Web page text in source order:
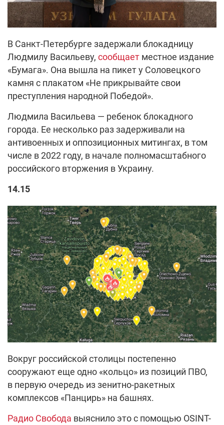
В Санкт-Петербурге задержали блокадницу
Людмилу Васильеву, сообщает местное издание
«Бумага». Она вышла на пикет у Соловецкого
камня с плакатом «Не прикрывайте свои
преступления народной Победой».
Людмила Васильева — ребенок блокадного
города. Ее несколько раз задерживали на
антивоенных и оппозиционных митингах, в том
числе в 2022 году, в начале полномасштабного
российского вторжения в Украину.
14.15
Вокруг российской столицы постепенно
сооружают еще одно «кольцо» из позиций ПВО,
в первую очередь из зенитно-ракетных
комплексов «Панцирь» на башнях.
Радио Свобода выяснило это с помощью OSINT-